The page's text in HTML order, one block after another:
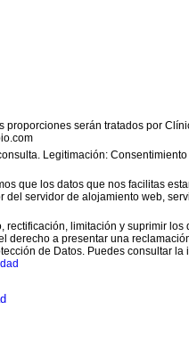
proporciones serán tratados por
Legitimación:
que los datos que nos facilitas
del servidor de alojamiento web,
rectificación, limitación y suprimir los
derecho a presentar una
de Datos. Puedes consultar